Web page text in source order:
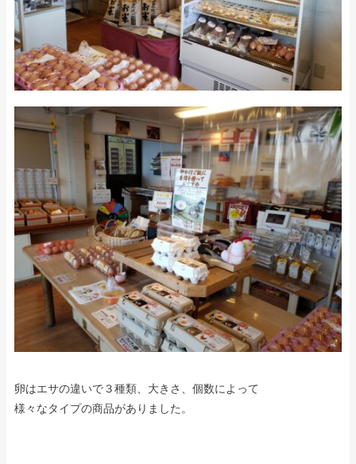
卵はエサの違いで３種類、大きさ、個数によって
様々なタイプの商品がありました。